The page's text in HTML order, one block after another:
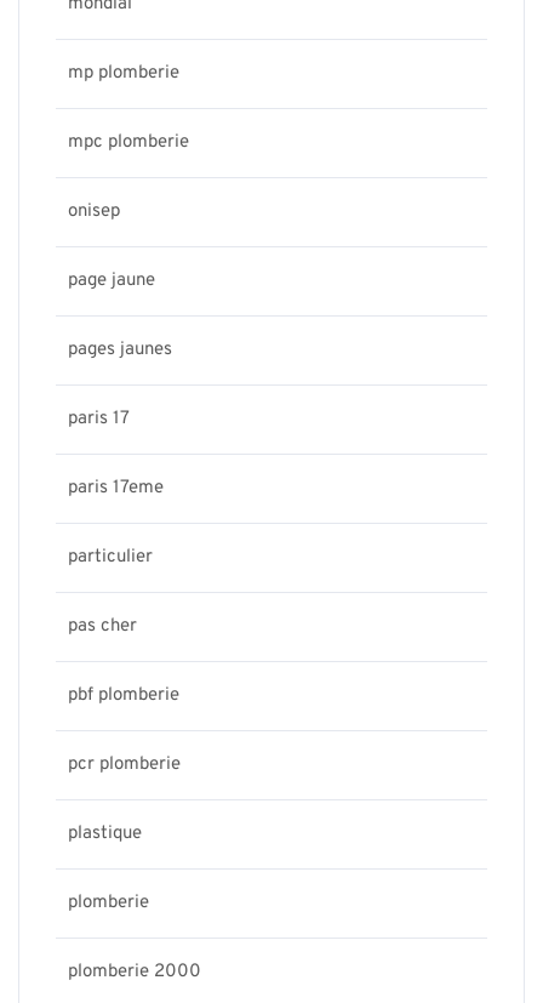
mp plomberie
mpc plomberie
onisep
page jaune
pages jaunes
paris 17
paris 17eme
particulier
pas cher
pbf plomberie
pcr plomberie
plastique
plomberie
plomberie 2000